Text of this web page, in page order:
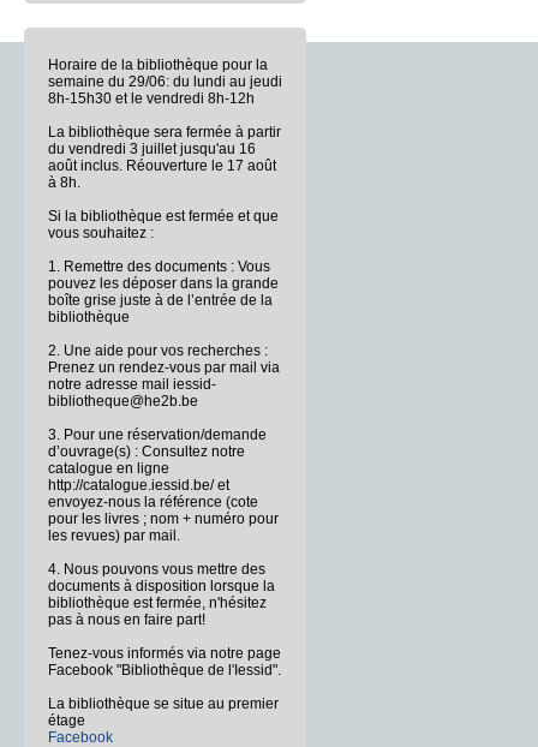
Horaire de la bibliothèque pour la
semaine du 29/06: du lundi au jeudi
8h-15h30 et le vendredi 8h-12h
La bibliothèque sera fermée à partir
du vendredi 3 juillet jusqu'au 16
août inclus. Réouverture le 17 août
à 8h.
Si la bibliothèque est fermée et que
vous souhaitez :
1. Remettre des documents : Vous
pouvez les déposer dans la grande
boîte grise juste à de l’entrée de la
bibliothèque
2. Une aide pour vos recherches :
Prenez un rendez-vous par mail via
notre adresse mail iessid-
bibliotheque@he2b.be
3. Pour une réservation/demande
d’ouvrage(s) : Consultez notre
catalogue en ligne
http://catalogue.iessid.be/ et
envoyez-nous la référence (cote
pour les livres ; nom + numéro pour
les revues) par mail.
4. Nous pouvons vous mettre des
documents à disposition lorsque la
bibliothèque est fermée, n'hésitez
pas à nous en faire part!
Tenez-vous informés via notre page
Facebook "Bibliothèque de l'Iessid".
La bibliothèque se situe au premier
étage
Facebook